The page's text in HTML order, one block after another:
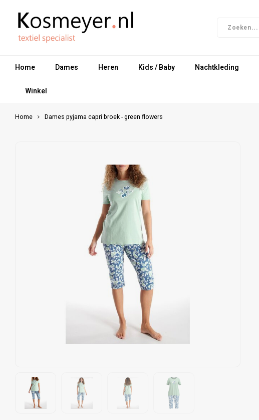
Home Dames Heren Kids / Baby Nachtkleding
Winkel
Home Dames pyjama capri broek - green flowers